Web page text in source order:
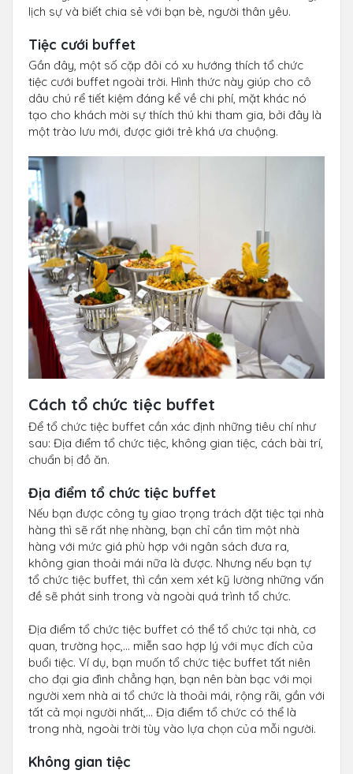
lịch sự và biết chia sẻ với bạn bè, người thân yêu.
Tiệc cưới buffet
Gần đây, một số cặp đôi có xu hướng thích tổ chức
tiệc cưới buffet ngoài trời. Hình thức này giúp cho cô
dâu chú rể tiết kiệm đáng kể về chi phí, mặt khác nó
tạo cho khách mời sự thích thú khi tham gia, bởi đây là
một trào lưu mới, được giới trẻ khá ưa chuộng.
Cách tổ chức tiệc buffet
Để tổ chức tiệc buffet cần xác định những tiêu chí như
sau: Địa điểm tổ chức tiệc, không gian tiệc, cách bài trí,
chuẩn bị đồ ăn.
Địa điểm tổ chức tiệc buffet
Nếu bạn được công ty giao trọng trách đặt tiệc tại nhà
hàng thì sẽ rất nhẹ nhàng, bạn chỉ cần tìm một nhà
hàng với mức giá phù hợp với ngân sách đưa ra,
không gian thoải mái nữa là được. Nhưng nếu bạn tự
tổ chức tiệc buffet, thì cần xem xét kỹ lường những vấn
đề sẽ phát sinh trong và ngoài quá trình tổ chức.
Địa điểm tổ chức tiệc buffet có thể tổ chức tại nhà, cơ
quan, trường học,… miễn sao hợp lý với mục đích của
buổi tiệc. Ví dụ, bạn muốn tổ chức tiệc buffet tất niên
cho đại gia đình chẳng hạn, bạn nên bàn bạc với mọi
người xem nhà ai tổ chức là thoải mái, rộng rãi, gần với
tất cả mọi người nhất,… Địa điểm tổ chức có thể là
trong nhà, ngoài trời tùy vào lựa chọn của mỗi người.
Không gian tiệc